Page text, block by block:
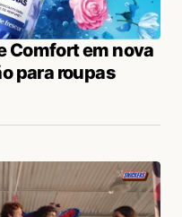
Comfort em nova
para roupas